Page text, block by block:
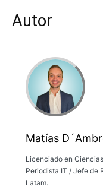
Autor
Matías
Licenciado en
Periodista IT / Jefe de
Latam.